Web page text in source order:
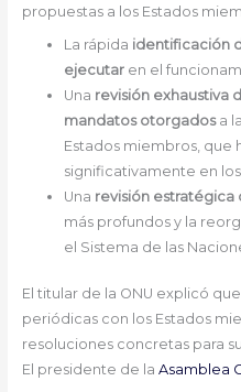
propuestas a los Estados
La rápida identificación
ejecutaren el
Una revisión exhaustiva
mandatos otorgadosa
Estados miembros, que
significativamente en
Una revisión estratégica
más profundos y la
el Sistema de las
El titular de la ONU explicó
periódicas con los Estados
resoluciones concretas para
El presidente de la Asamblea